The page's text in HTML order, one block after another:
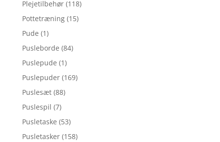
Plejetilbehør (118)
Pottetræning (15)
Pude (1)
Pusleborde (84)
Puslepude (1)
Puslepuder (169)
Puslesæt (88)
Puslespil (7)
Pusletaske (53)
Pusletasker (158)